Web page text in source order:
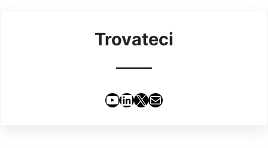
Trovateci
YouTube
LinkedIn
X Email